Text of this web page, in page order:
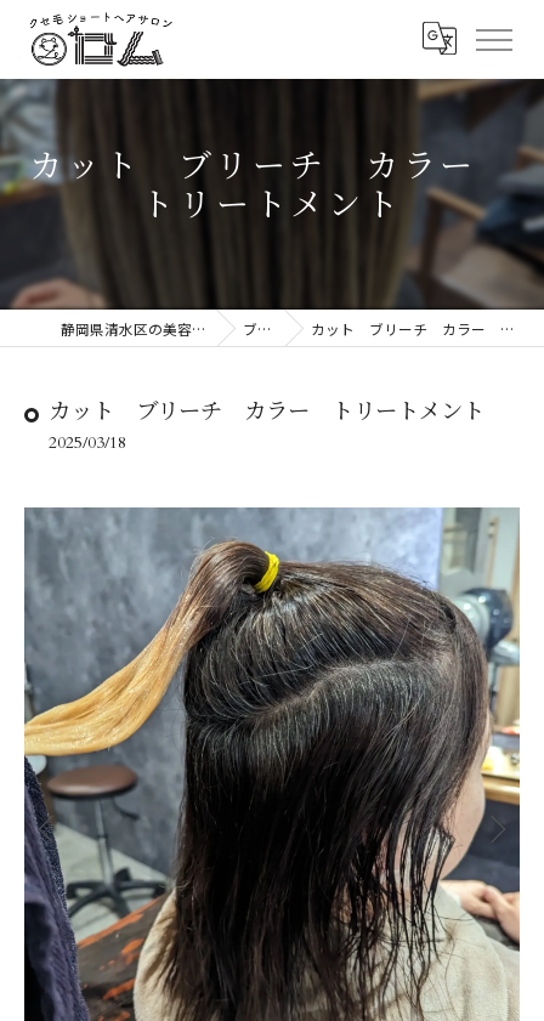
カット ブリーチ カラー
トリートメント
静岡県清水区の美容院ならロム ブログ カット ブリーチ カラー トリートメント
カット ブリーチ カラー トリートメント
2025/03/18